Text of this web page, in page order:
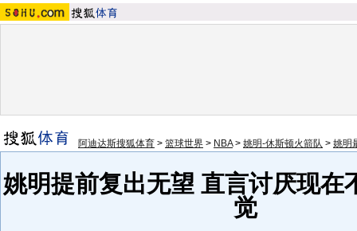
阿迪达斯搜狐体育 > 篮球世界 > NBA> 姚明-休斯顿火箭队 > 姚明
姚明提前复出无望 直言讨厌现在
觉